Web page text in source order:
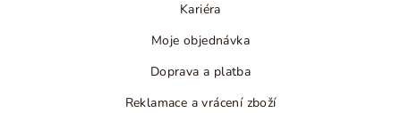
Kariéra
Moje objednávka
Doprava a platba
Reklamace a vrácení zboží